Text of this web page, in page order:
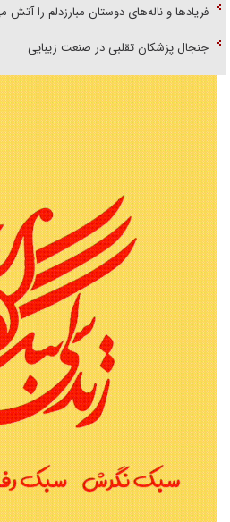
فریاد‌ها و ناله‌های دوستان مبارزدلم را آتش
جنجال پزشکان تقلبی در صنعت زیبایی